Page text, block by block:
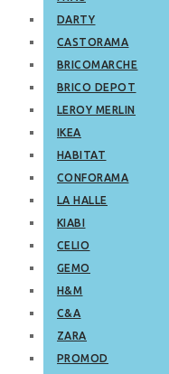
DARTY
CASTORAMA
BRICOMARCHE
BRICO DEPOT
LEROY MERLIN
IKEA
HABITAT
CONFORAMA
LA HALLE
KIABI
CELIO
GEMO
H&M
C&A
ZARA
PROMOD